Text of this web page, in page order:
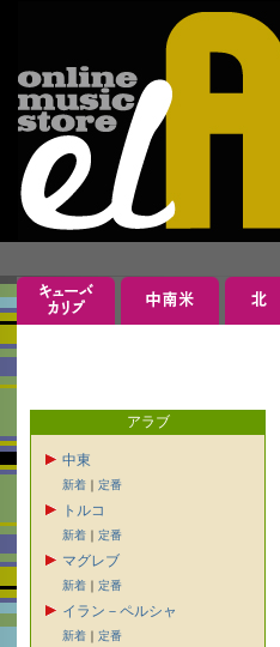
アラブ
中東
新着 ｜ 定番
トルコ
新着 ｜ 定番
マグレブ
新着 ｜ 定番
イラン－ペルシャ
新着 ｜ 定番